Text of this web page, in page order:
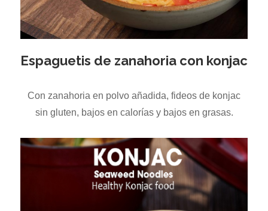
Espaguetis de zanahoria con konjac
Con zanahoria en polvo añadida, fideos de konjac
sin gluten, bajos en calorías y bajos en grasas.